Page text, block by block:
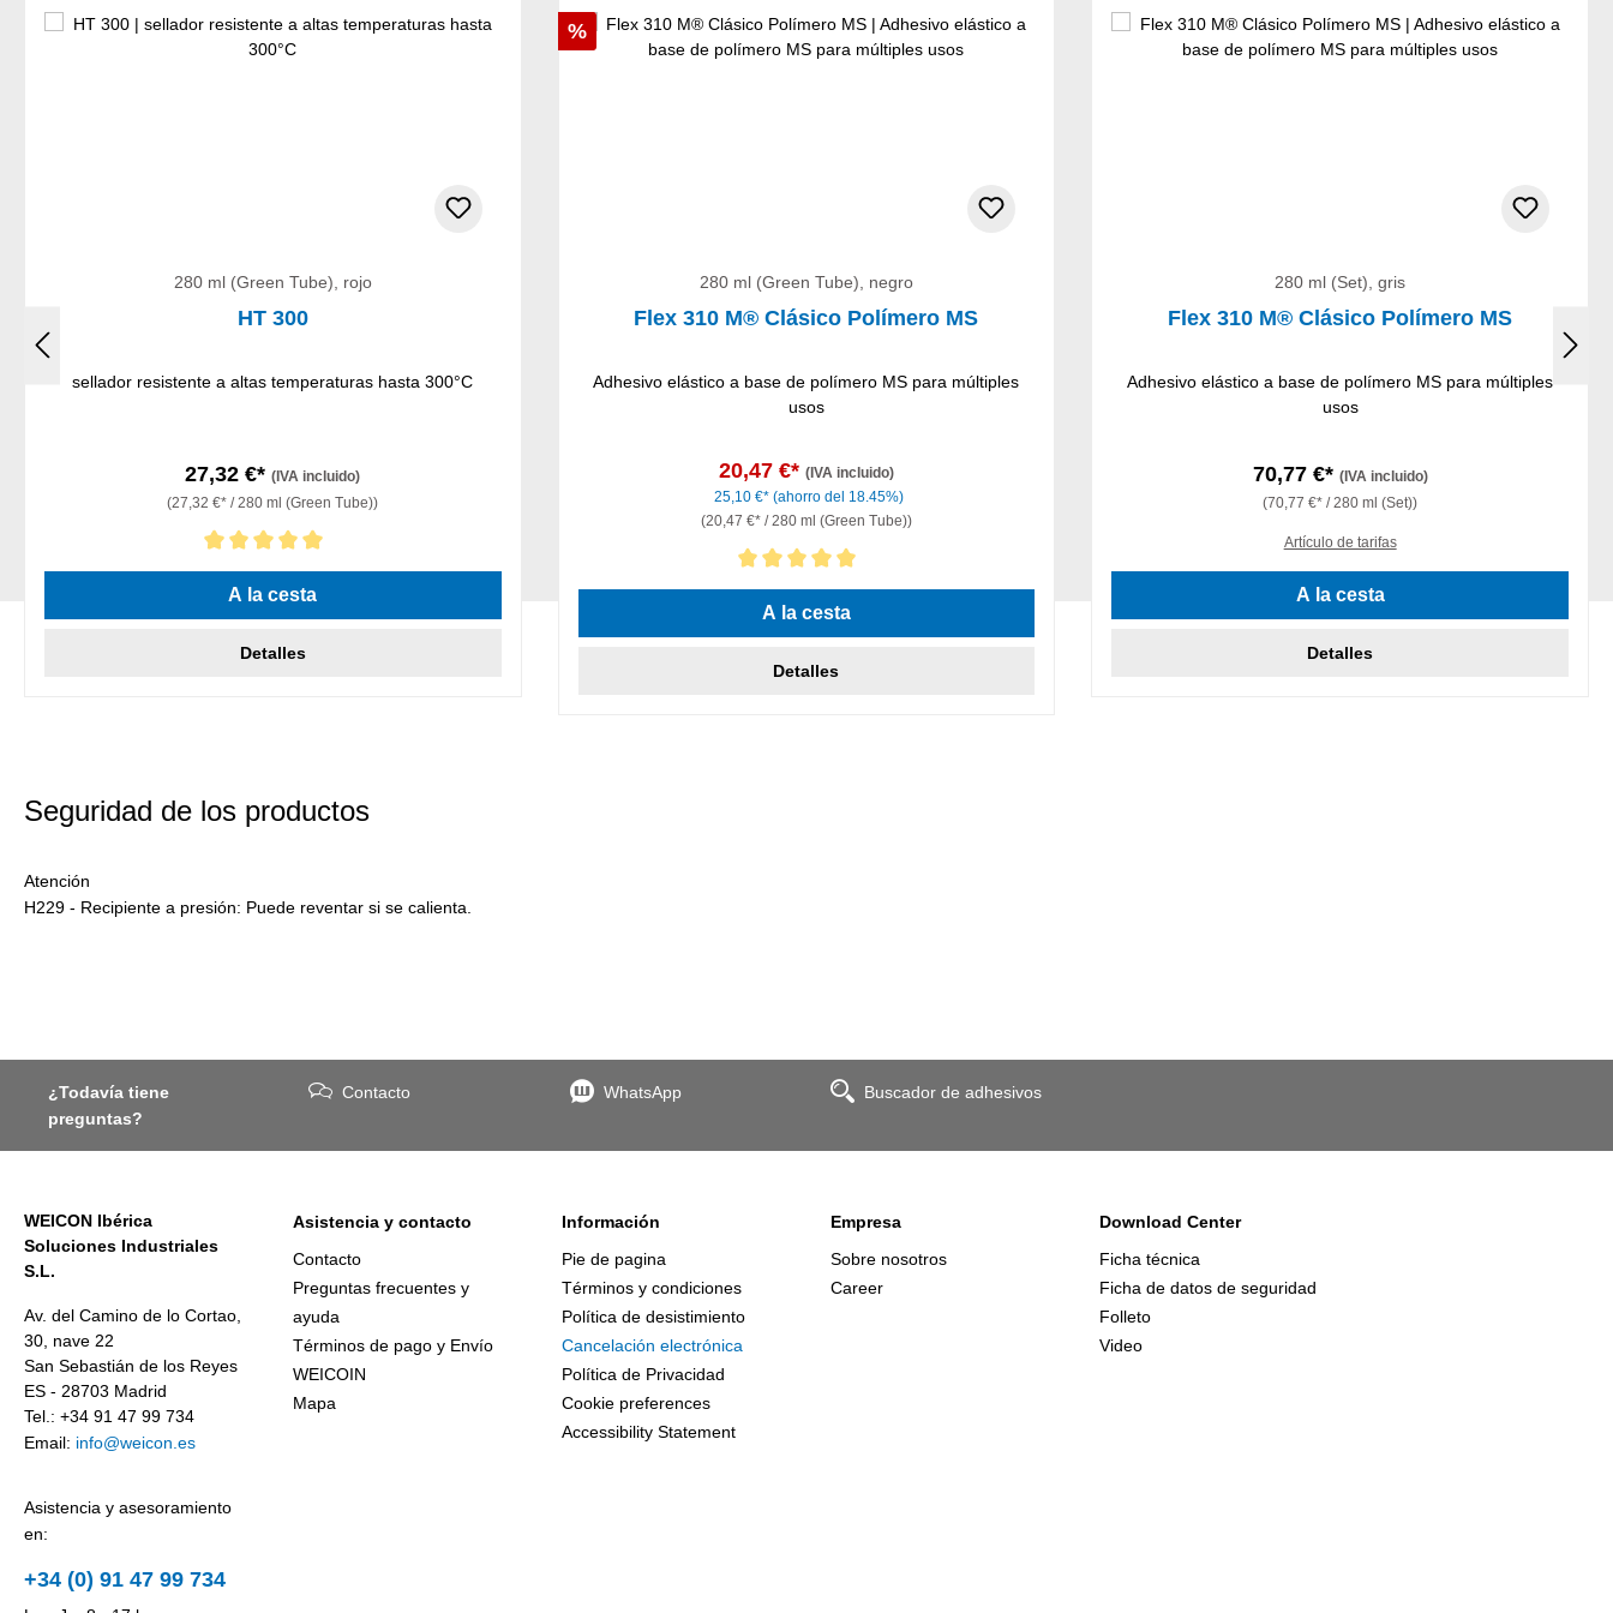
280 ml (Green Tube), rojo
HT 300
sellador resistente a altas temperaturas hasta 300°C
27,32 €*(IVA incluido)
(27,32 €* / 280 ml (Green Tube))
Calificación promedio de 5 de 5 estrellas
A la cesta
Detalles
Descuento
%
280 ml (Green Tube), negro
Flex 310 M® Clásico Polímero MS
Adhesivo elástico a base de polímero MS para múltiples
usos
20,47 €* (IVA incluido)
25,10 €* (ahorro del 18.45%)
(20,47 €* / 280 ml (Green Tube))
Calificación promedio de 5 de 5 estrellas
A la cesta
Detalles
280 ml (Set), gris
Flex 310 M® Clásico Polímero MS
Adhesivo elástico a base de polímero MS para múltiples
usos
70,77 €* (IVA incluido)
(70,77 €* / 280 ml (Set))
Artículo de tarifas
A la cesta
Detalles
Seguridad de los productos
Atención
H229 - Recipiente a presión: Puede reventar si se calienta.
¿Todavía tiene
preguntas?
Contacto WhatsApp Buscador de adhesivos
WEICON Ibérica
Soluciones Industriales
S.L.
Av. del Camino de lo Cortao,
30, nave 22
San Sebastián de los Reyes
ES - 28703 Madrid
Tel.: +34 91 47 99 734
Email: info@weicon.es
Asistencia y asesoramiento
en:
+34 (0) 91 47 99 734
Asistencia y contacto
Contacto
Preguntas frecuentes y
ayuda
Términos de pago y Envío
WEICOIN
Mapa
Información
Pie de pagina
Términos y condiciones
Política de desistimiento
Cancelación electrónica
Política de Privacidad
Cookie preferences
Accessibility Statement
Empresa
Sobre nosotros
Career
Download Center
Ficha técnica
Ficha de datos de seguridad
Folleto
Video